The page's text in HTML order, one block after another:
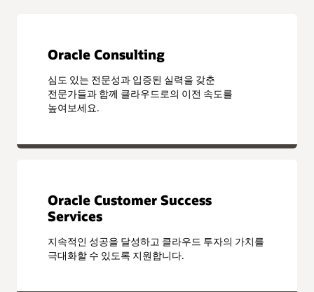
Oracle Consulting
심도 있는 전문성과 입증된 실력을 갖춘
전문가들과 함께 클라우드로의 이전 속도를
높여보세요.
Oracle Customer Success
Services
지속적인 성공을 달성하고 클라우드 투자의 가치를
극대화할 수 있도록 지원합니다.